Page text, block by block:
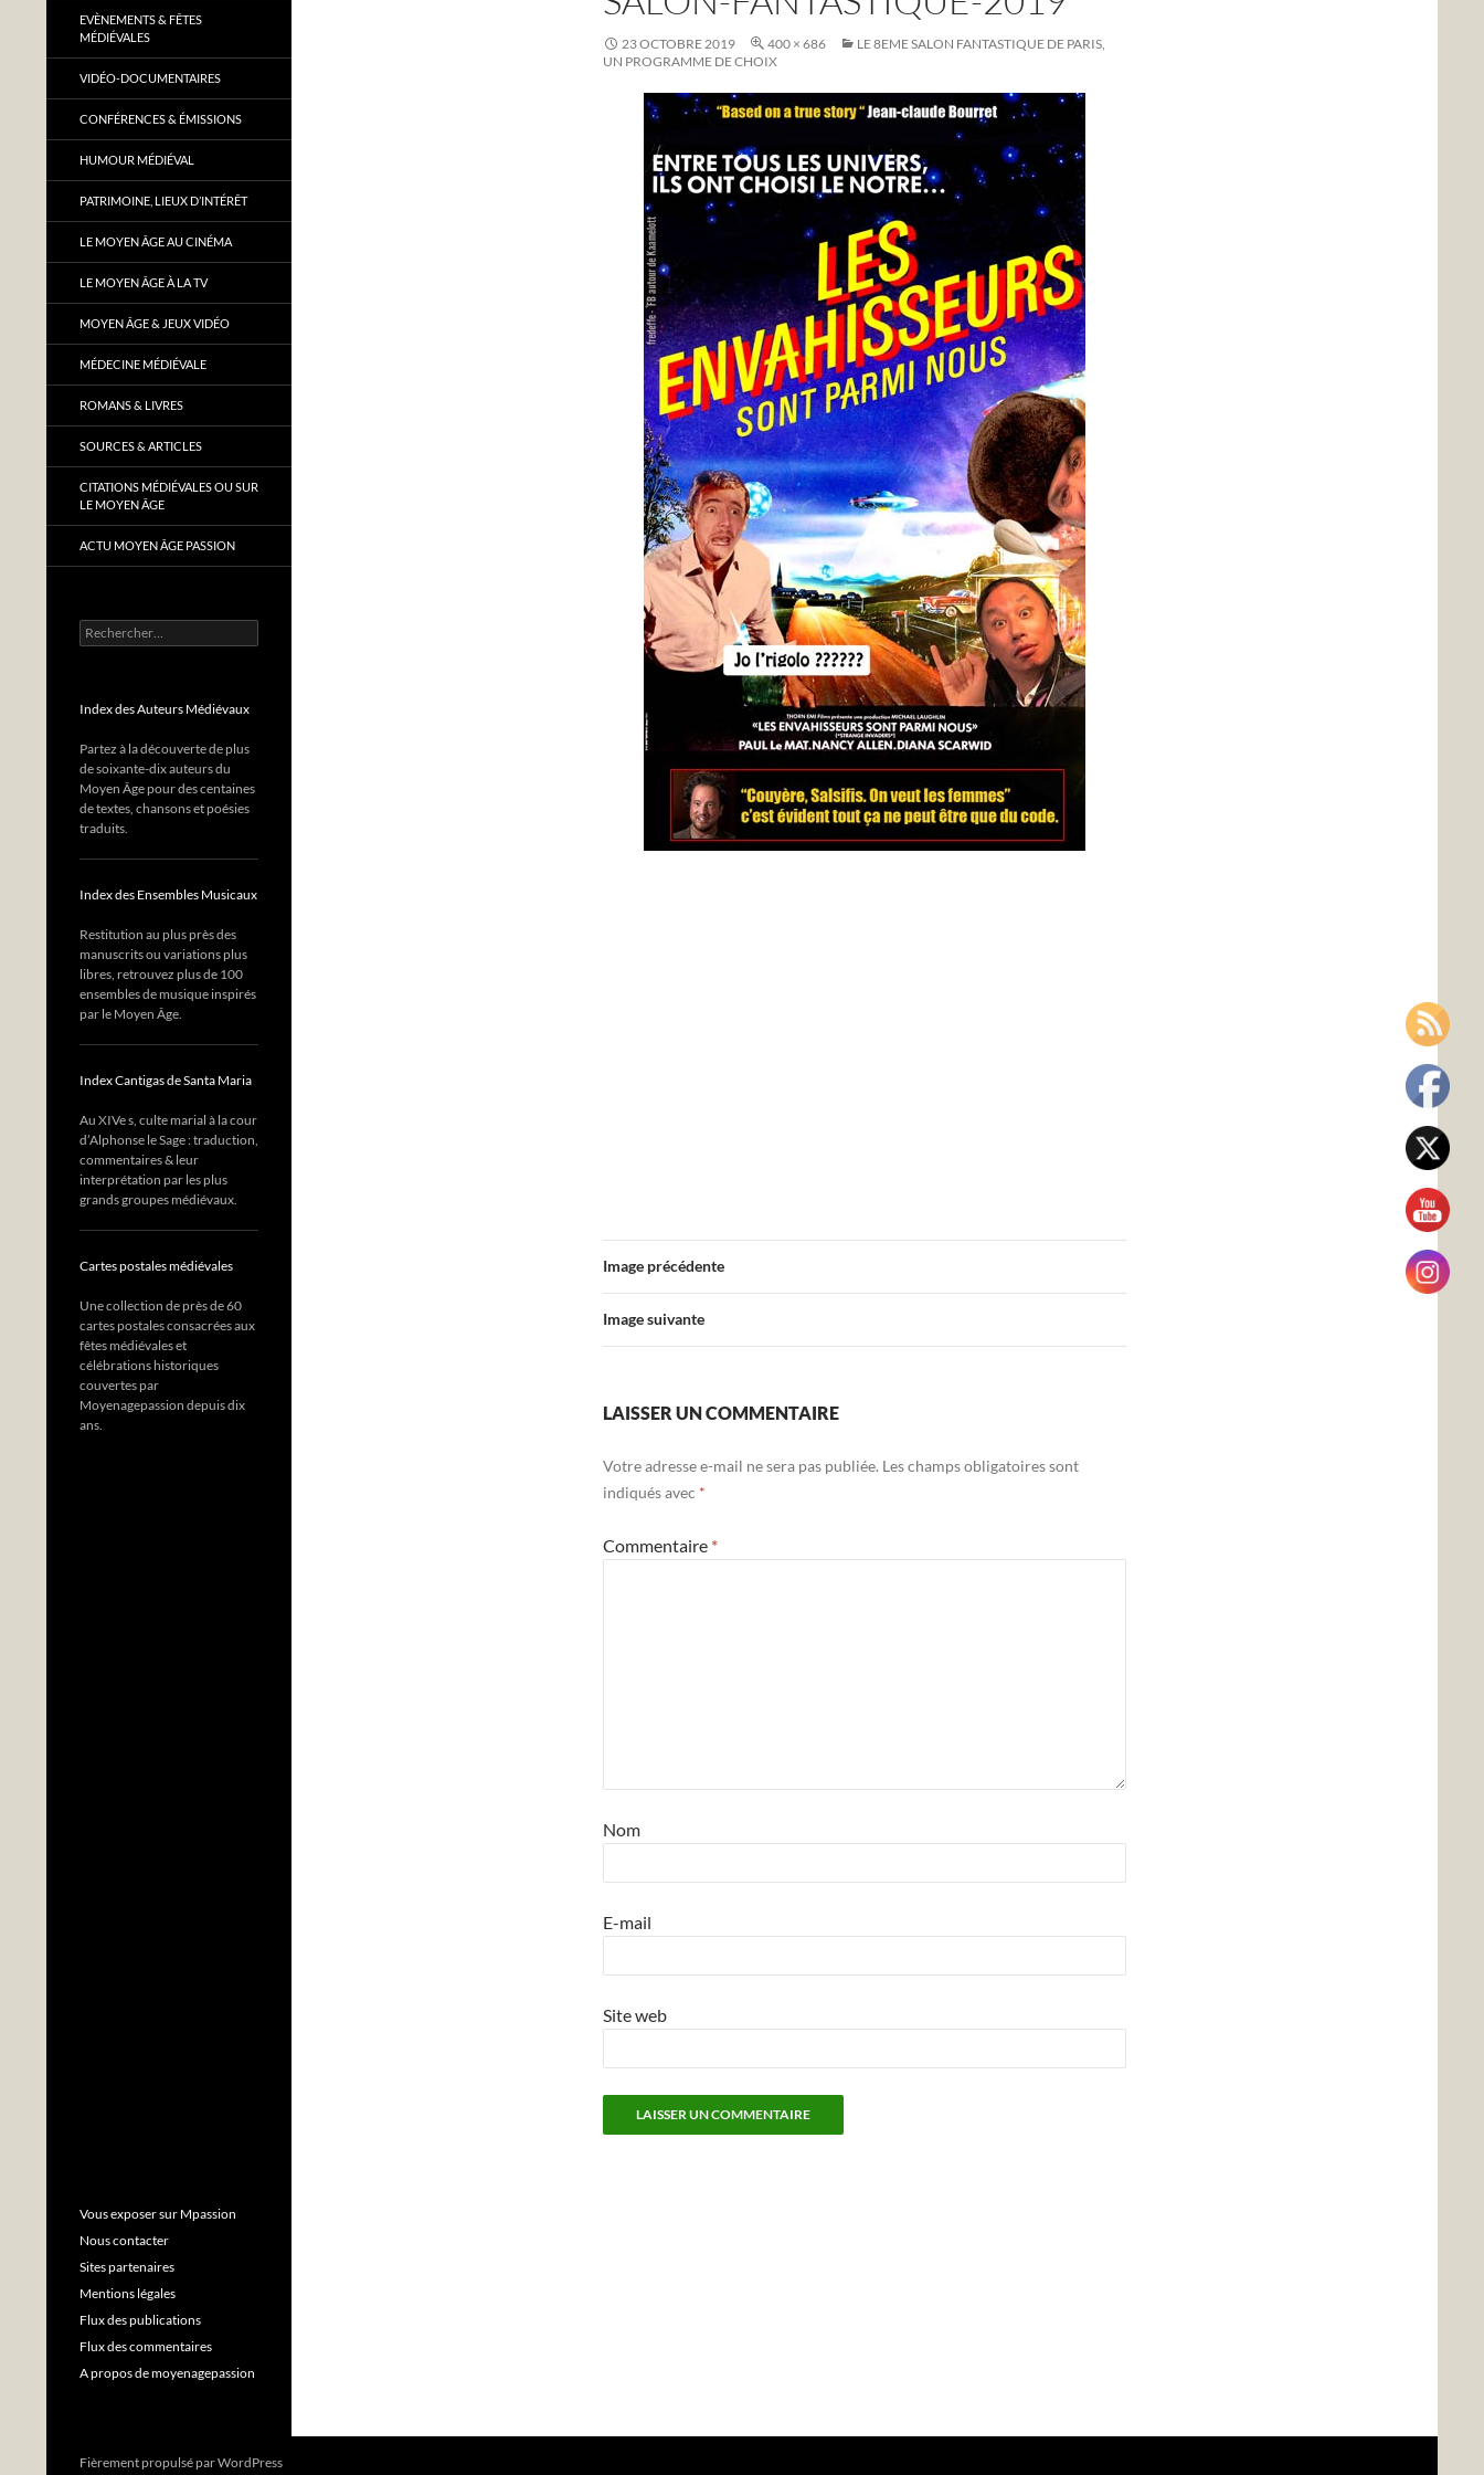
23 OCTOBRE 2019 400 × 686
LE 8EME SALON FANTASTIQUE DE PARIS,
UN PROGRAMME DE CHOIX
Image précédente
Image suivante
LAISSER UN COMMENTAIRE
Votre adresse e-mail ne sera pas publiée. Les champs obligatoires sont
indiqués avec *
Commentaire *
Nom
E-mail
Site web
EVÈNEMENTS & FÊTES
MÉDIÉVALES
VIDÉO-DOCUMENTAIRES
CONFÉRENCES & ÉMISSIONS
HUMOUR MÉDIÉVAL
PATRIMOINE, LIEUX D’INTÉRÊT
LE MOYEN ÂGE AU CINÉMA
LE MOYEN ÂGE À LA TV
MOYEN ÂGE & JEUX VIDÉO
MÉDECINE MÉDIÉVALE
ROMANS & LIVRES
SOURCES & ARTICLES
CITATIONS MÉDIÉVALES OU SUR
LE MOYEN ÂGE
ACTU MOYEN ÂGE PASSION
Rechercher :
Index des Auteurs Médiévaux
Partez à la découverte de plus
de soixante-dix auteurs du
Moyen Âge pour des centaines
de textes, chansons et poésies
traduits.
Index des Ensembles Musicaux
Restitution au plus près des
manuscrits ou variations plus
libres, retrouvez plus de 100
ensembles de musique inspirés
par le Moyen Âge.
Index Cantigas de Santa Maria
Au XIVe s, culte marial à la cour
d’Alphonse le Sage : traduction,
commentaires & leur
interprétation par les plus
grands groupes médiévaux.
Cartes postales médiévales
Une collection de près de 60
cartes postales consacrées aux
fêtes médiévales et
célébrations historiques
couvertes par
Moyenagepassion depuis dix
ans.
Vous exposer sur Mpassion
Nous contacter
Sites partenaires
Mentions légales
Flux des publications
Flux des commentaires
A propos de moyenagepassion
Fièrement propulsé par WordPress